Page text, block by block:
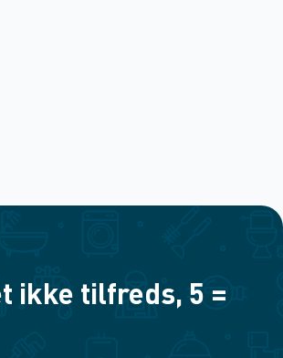
ikke tilfreds, 5 =